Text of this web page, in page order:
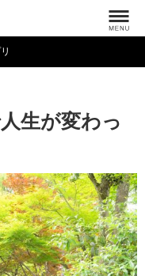
生が変わっ